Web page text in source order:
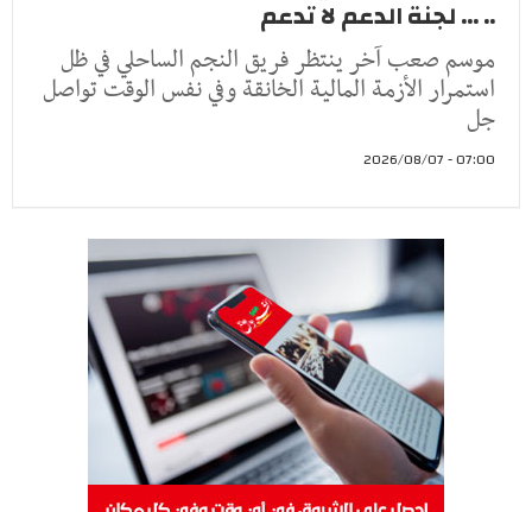
.. ... لجنة الدعم لا تدعم
موسم صعب آخر ينتظر فريق النجم الساحلي في ظل
استمرار الأزمة المالية الخانقة وفي نفس الوقت تواصل
جل
07:00 - 2026/08/07